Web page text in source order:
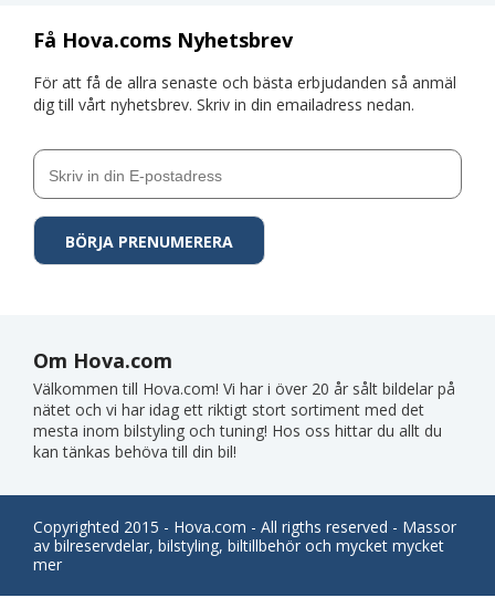
Få Hova.coms Nyhetsbrev
För att få de allra senaste och bästa erbjudanden så anmäl
dig till vårt nyhetsbrev. Skriv in din emailadress nedan.
Om Hova.com
Välkommen till Hova.com! Vi har i över 20 år sålt bildelar på
nätet och vi har idag ett riktigt stort sortiment med det
mesta inom bilstyling och tuning! Hos oss hittar du allt du
kan tänkas behöva till din bil!
Copyrighted 2015 - Hova.com - All rigths reserved - Massor
av bilreservdelar, bilstyling, biltillbehör och mycket mycket
mer